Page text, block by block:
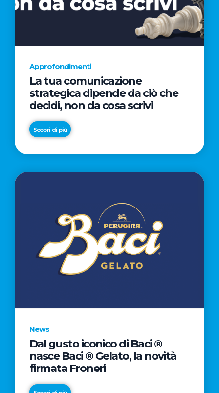
AL
CINEMA
NELLA
CAMPAGNA
REGISTA
PREMIO
OSCAR®
Approfondimenti
La tua comunicazione
strategica dipende da ciò che
decidi, non da cosa scrivi
Scopri di più
News
Dal gusto iconico di Baci ®
nasce Baci ® Gelato, la novità
firmata Froneri